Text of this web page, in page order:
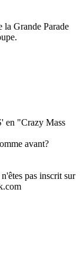
Grande Parade
en "Crazy Mass
avant?
pas inscrit sur